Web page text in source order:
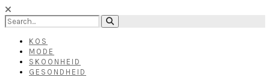
KOS
MODE
SKOONHEID
GESONDHEID